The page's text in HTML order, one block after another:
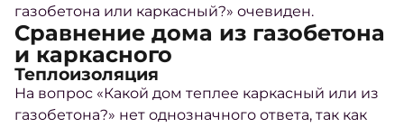
газобетона или каркасный?» очевиден.
Сравнение дома из газобетона
и каркасного
Теплоизоляция
На вопрос «Какой дом теплее каркасный или из
газобетона?» нет однозначного ответа, так как